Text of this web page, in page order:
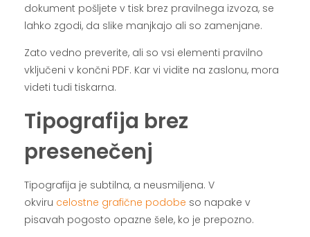
dokument pošljete v tisk brez pravilnega izvoza, se
lahko zgodi, da slike manjkajo ali so zamenjane.
Zato vedno preverite, ali so vsi elementi pravilno
vključeni v končni PDF. Kar vi vidite na zaslonu, mora
videti tudi tiskarna.
Tipografija brez
presenečenj
Tipografija je subtilna, a neusmiljena. V
okviru celostne grafične podobe so napake v
pisavah pogosto opazne šele, ko je prepozno.